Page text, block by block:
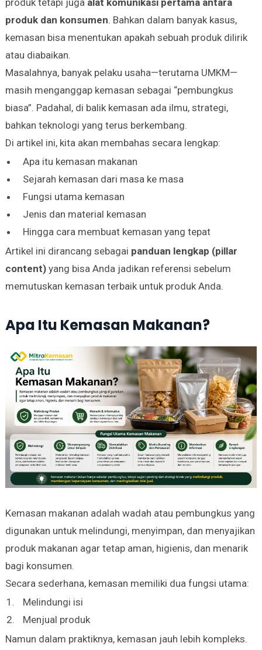
produk tetapi juga alat komunikasi pertama antara
produk dan konsumen. Bahkan dalam banyak kasus,
kemasan bisa menentukan apakah sebuah produk dilirik
atau diabaikan.
Masalahnya, banyak pelaku usaha—terutama UMKM—
masih menganggap kemasan sebagai “pembungkus
biasa”. Padahal, di balik kemasan ada ilmu, strategi,
bahkan teknologi yang terus berkembang.
Di artikel ini, kita akan membahas secara lengkap:
Apa itu kemasan makanan
Sejarah kemasan dari masa ke masa
Fungsi utama kemasan
Jenis dan material kemasan
Hingga cara membuat kemasan yang tepat
Artikel ini dirancang sebagai panduan lengkap (pillar
content)yang bisa Anda jadikan referensi sebelum
memutuskan kemasan terbaik untuk produk Anda.
Apa Itu Kemasan Makanan?
Kemasan makanan adalah wadah atau pembungkus yang
digunakan untuk melindungi, menyimpan, dan menyajikan
produk makanan agar tetap aman, higienis, dan menarik
bagi konsumen.
Secara sederhana, kemasan memiliki dua fungsi utama:
Melindungi isi
Menjual produk
Namun dalam praktiknya, kemasan jauh lebih kompleks.